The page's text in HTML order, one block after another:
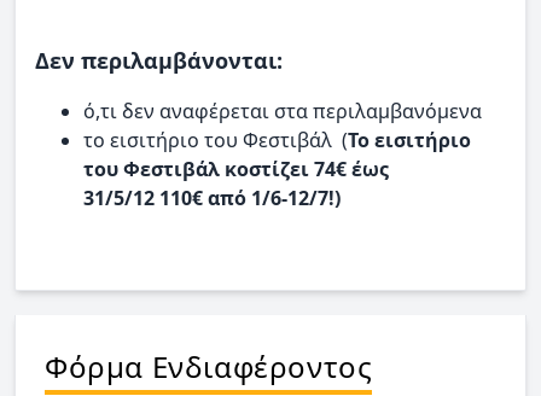
Δεν περιλαμβάνονται:
ό,τι δεν αναφέρεται στα περιλαμβανόμενα
το εισιτήριο του Φεστιβάλ (Το εισιτήριο
του Φεστιβάλ κοστίζει 74€ έως
31/5/12 110€ από 1/6-12/7!)
Φόρμα Ενδιαφέροντος